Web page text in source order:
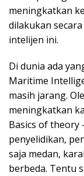
meningkatkan
dilakukan
intelijen ini.
Di dunia ada
Maritime
masih jarang.
meningkatkan
Basics of theory
penyelidikan,
saja medan,
berbeda. Tentu